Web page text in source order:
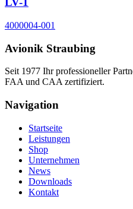
4000004-001
Avionik Straubing
Seit 1977 Ihr professioneller
FAA und CAA zertifiziert.
Navigation
Startseite
Leistungen
Shop
Unternehmen
News
Downloads
Kontakt